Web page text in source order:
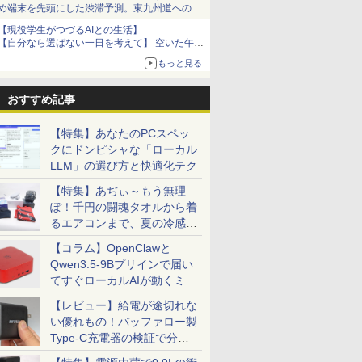
端末を先頭にした渋滞予測。東九州道への迂
は料金調整を実施
現役学生がつづるAIとの生活】
自分なら選ばない一日を考えて】 空いた午後
チャッピーに捧げたら、思わぬ絶景に出会っ
もっと見る
おすすめ記事
【特集】あなたのPCスペッ
クにドンピシャな「ローカル
LLM」の選び方と快適化テク
【特集】あぢぃ～もう無理
ぽ！千円の闘魂タオルから着
るエアコンまで、夏の冷感グ
ッズ一挙紹介
【コラム】OpenClawと
Qwen3.5-9Bプリインで届い
てすぐローカルAIが動くミニ
PC「SER9 Pro」
【レビュー】給電が途切れな
い優れもの！バッファロー製
Type-C充電器の検証で分か
ったこと